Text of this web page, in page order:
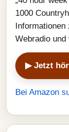
1000
Webradio und
▶ Jetzt
Bei Amazon